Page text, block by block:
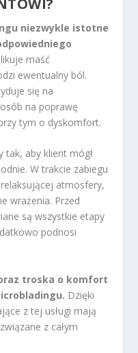
niezwykle istotne
maść
ewentualny ból.
się na
na poprawę
tym o dyskomfort.
tak, aby klient mógł
W trakcie zabiegu
atmosfery,
wrażenia. Przed
są wszystkie etapy
podnosi
troska o komfort
Dzięki
z tej usługi mają
z całym